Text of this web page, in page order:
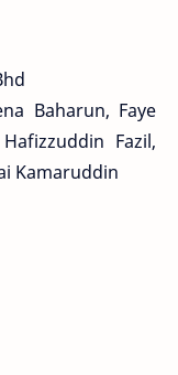
Baharun, Faye
Fazil,
Kamaruddin